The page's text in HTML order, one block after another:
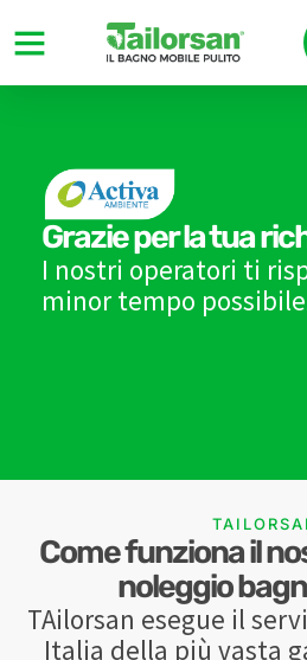
Grazie per la tua
I nostri operatori ti
minor tempo
Come funziona il
noleggio
TAilorsan esegue il
Italia della più vasta